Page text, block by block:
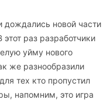
дождались новой части
раз разработчики
уйму нового
же разнообразили
тех кто пропустил
напомним, это игра